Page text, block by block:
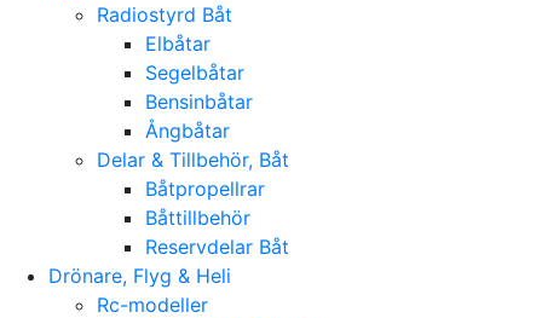
Radiostyrd Båt
Elbåtar
Segelbåtar
Bensinbåtar
Ångbåtar
Delar & Tillbehör, Båt
Båtpropellrar
Båttillbehör
Reservdelar Båt
Drönare, Flyg & Heli
Rc-modeller